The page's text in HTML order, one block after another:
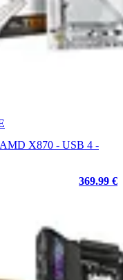
AMD X870 - USB 4 -
369.99 €